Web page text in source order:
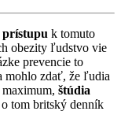
prístupu k tomuto
obezity ľudstvo vie
prevencie to
mohlo zdať, že ľudia
štúdia
tom britský denník